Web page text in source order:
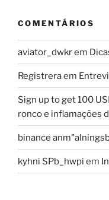
COMENTÁRIOS
aviator_dwkrem
Registreraem
Sign up to get 100
ronco e inflamações
binance
kyhni SPb_hwpi em